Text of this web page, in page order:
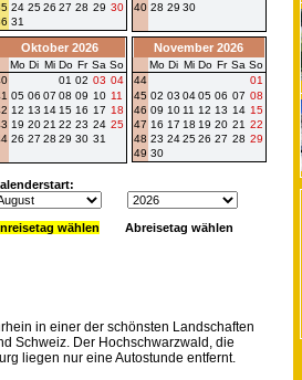
24 25 26 27 28 29 30
31
40 28 29 30
Oktober 2026
Mo Di Mi Do Fr Sa So
01 02 03 04
05 06 07 08 09 10 11
12 13 14 15 16 17 18
19 20 21 22 23 24 25
26 27 28 29 30 31
November 2026
Mo Di Mi Do Fr Sa So
44
01
45 02 03 04 05 06 07 08
46 09 10 11 12 13 14 15
47 16 17 18 19 20 21 22
48 23 24 25 26 27 28 29
49 30
wählen Abreisetag wählen
in einer der schönsten Landschaften
Schweiz. Der Hochschwarzwald, die
liegen nur eine Autostunde entfernt.